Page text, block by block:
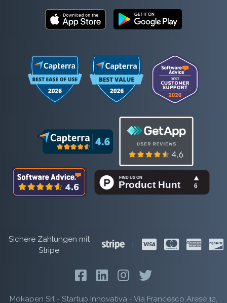
Sichere Zahlungen mit
Stripe
Mokapen Srl - Startup Innovativa - Via Francesco Arese 12,